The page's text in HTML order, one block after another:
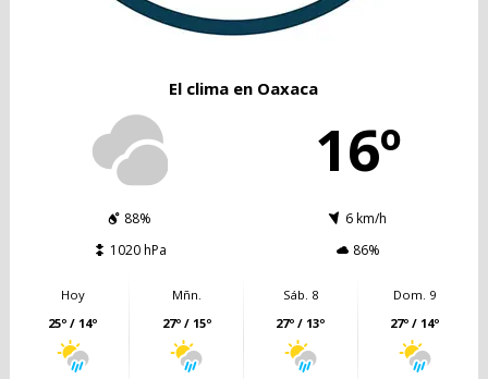
El clima en Oaxaca
16º
88%
6 km/h
1020 hPa
86%
Hoy
25º / 14º
Mñn.
27º / 15º
Sáb. 8
27º / 13º
Dom. 9
27º / 14º